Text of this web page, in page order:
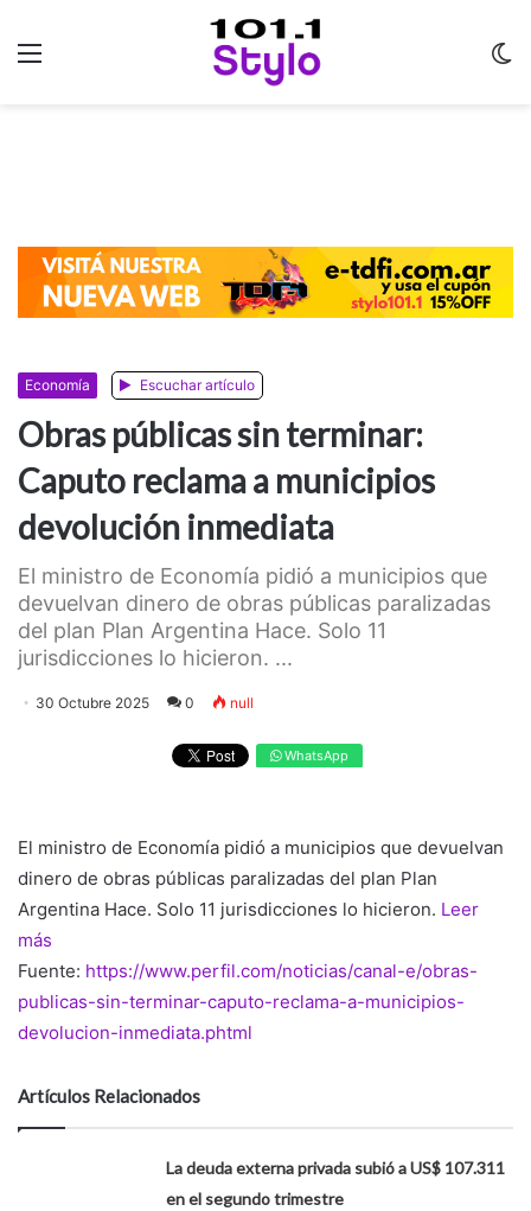
Economía Escuchar artículo
Obras públicas sin terminar:
Caputo reclama a municipios
devolución inmediata
El ministro de Economía pidió a municipios que
devuelvan dinero de obras públicas paralizadas
del plan Plan Argentina Hace. Solo 11
jurisdicciones lo hicieron. ...
30 Octubre 2025 0 null
WhatsApp
El ministro de Economía pidió a municipios que devuelvan
dinero de obras públicas paralizadas del plan Plan
Argentina Hace. Solo 11 jurisdicciones lo hicieron. Leer
más
Fuente: https://www.perfil.com/noticias/canal-e/obras-
publicas-sin-terminar-caputo-reclama-a-municipios-
devolucion-inmediata.phtml
Artículos Relacionados
La deuda externa privada subió a US$ 107.311
en el segundo trimestre